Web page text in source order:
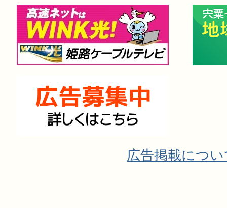
広告掲載につ